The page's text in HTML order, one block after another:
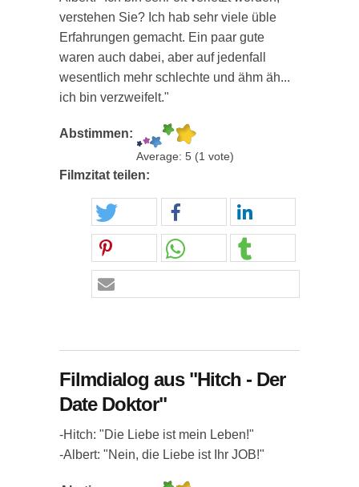
verstehen Sie? Ich hab sehr viele üble
Erfahrungen gemacht. Ein paar gute
waren auch dabei, aber auf jedenfall
wesentlich mehr schlechte und ähm äh...
ich bin verzweifelt."
Abstimmen:
Average: 5 (1 vote)
Filmzitat teilen:
Filmdialog aus "Hitch - Der
Date Doktor"
-Hitch: "Die Liebe ist mein Leben!"
-Albert: "Nein, die Liebe ist Ihr JOB!"